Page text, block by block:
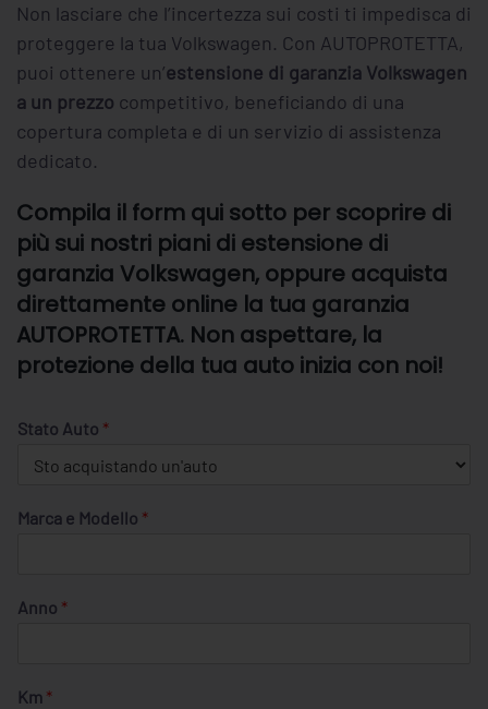
Non lasciare che l’incertezza sui costi ti impedisca di
proteggere la tua Volkswagen. Con AUTOPROTETTA,
puoi ottenere un’estensione di garanzia Volkswagen
a un prezzo competitivo, beneficiando di una
copertura completa e di un servizio di assistenza
dedicato.
Compila il form qui sotto per scoprire di
più sui nostri piani di estensione di
garanzia Volkswagen, oppure acquista
direttamente online la tua garanzia
AUTOPROTETTA. Non aspettare, la
protezione della tua auto inizia con noi!
Stato Auto *
Marca e Modello *
Anno *
Km *